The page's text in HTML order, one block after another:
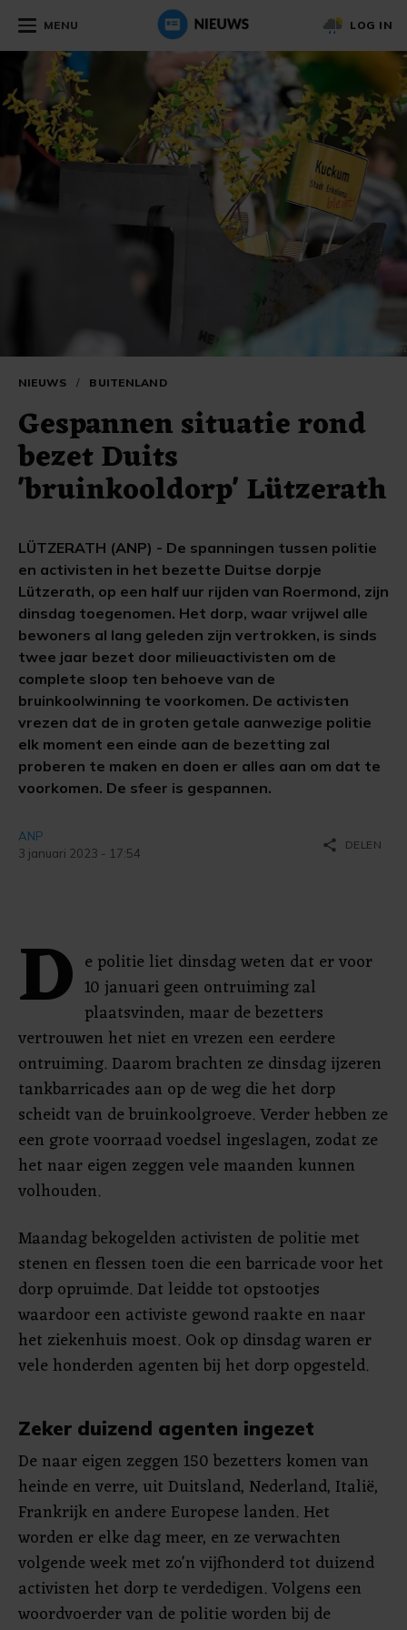
MENU LOG IN
NIEUWS / BUITENLAND
Gespannen situatie rond
bezet Duits
'bruinkooldorp' Lützerath
LÜTZERATH (ANP) - De spanningen tussen politie
en activisten in het bezette Duitse dorpje
Lützerath, op een half uur rijden van Roermond, zijn
dinsdag toegenomen. Het dorp, waar vrijwel alle
bewoners al lang geleden zijn vertrokken, is sinds
twee jaar bezet door milieuactivisten om de
complete sloop ten behoeve van de
bruinkoolwinning te voorkomen. De activisten
vrezen dat de in groten getale aanwezige politie
elk moment een einde aan de bezetting zal
proberen te maken en doen er alles aan om dat te
voorkomen. De sfeer is gespannen.
ANP
3 januari 2023 - 17:54
share DELEN
D e politie liet dinsdag weten dat er voor
10 januari geen ontruiming zal
plaatsvinden, maar de bezetters
vertrouwen het niet en vrezen een eerdere
ontruiming. Daarom brachten ze dinsdag ijzeren
tankbarricades aan op de weg die het dorp
scheidt van de bruinkoolgroeve. Verder hebben ze
een grote voorraad voedsel ingeslagen, zodat ze
het naar eigen zeggen vele maanden kunnen
volhouden.
Maandag bekogelden activisten de politie met
stenen en flessen toen die een barricade voor het
dorp opruimde. Dat leidde tot opstootjes
waardoor een activiste gewond raakte en naar
het ziekenhuis moest. Ook op dinsdag waren er
vele honderden agenten bij het dorp opgesteld.
Zeker duizend agenten ingezet
De naar eigen zeggen 150 bezetters komen van
heinde en verre, uit Duitsland, Nederland, Italië,
Frankrijk en andere Europese landen. Het
worden er elke dag meer, en ze verwachten
volgende week met zo'n vijfhonderd tot duizend
activisten het dorp te verdedigen. Volgens een
woordvoerder van de politie worden bij de